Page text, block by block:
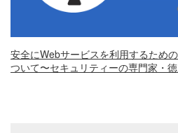
安全にWebサービスを利用するため
ついて〜セキュリティーの専門家・